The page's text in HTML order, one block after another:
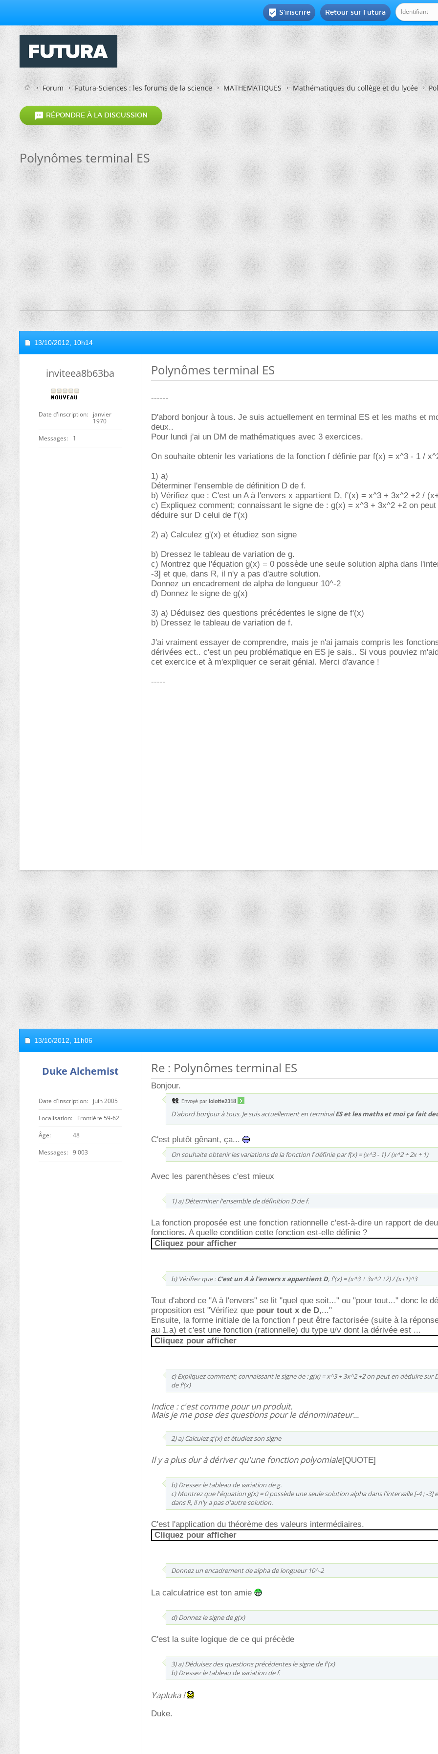
Retour sur Futura
 S'inscrire
Forum Futura-Sciences : les forums de la science MATHEMATIQUES Mathématiques du collège et du lycée
 RÉPONDRE À LA DISCUSSION
Polynômes terminal ES
13/10/2012, 10h14
inviteea8b63ba
Date d'inscription
janvier
1970
Messages 1
Polynômes terminal ES
------
D'abord bonjour à tous. Je suis actuellement en terminal ES et les maths et
deux..
Pour lundi j'ai un DM de mathématiques avec 3 exercices.
On souhaite obtenir les variations de la fonction f définie par f(x) = x^3 - 1 /
1) a)
Déterminer l'ensemble de définition D de f.
b) Vérifiez que : C'est un A à l'envers x appartient D, f'(x) = x^3 + 3x^2 +2 /
c) Expliquez comment; connaissant le signe de : g(x) = x^3 + 3x^2 +2 on peut
déduire sur D celui de f'(x)
2) a) Calculez g'(x) et étudiez son signe
b) Dressez le tableau de variation de g.
c) Montrez que l'équation g(x) = 0 possède une seule solution alpha dans
-3] et que, dans R, il n'y a pas d'autre solution.
Donnez un encadrement de alpha de longueur 10^-2
d) Donnez le signe de g(x)
3) a) Déduisez des questions précédentes le signe de f'(x)
b) Dressez le tableau de variation de f.
J'ai vraiment essayer de comprendre, mais je n'ai jamais compris les
dérivées ect.. c'est un peu problématique en ES je sais.. Si vous pouviez
cet exercice et à m'expliquer ce serait génial. Merci d'avance !
-----
13/10/2012, 11h06
Duke Alchemist
Date d'inscription juin 2005
Localisation Frontière 59-62
ge 48
Messages 9 003
Re : Polynômes terminal ES
Bonjour.
Envoyé par lolotte2318
D'abord bonjour à tous. Je suis actuellement en terminalES et les maths et moi ça fait
C'est plutôt gênant, ça...
On souhaite obtenir les variations de la fonction f définie par f(x) = (x^3 - 1) / (x^2 + 2x + 1)
Avec les parenthèses c'est mieux
1) a) Déterminer l'ensemble de définition D de f.
La fonction proposée est une fonction rationnelle c'est-à-dire un rapport de
fonctions. A quelle condition cette fonction est-elle définie ?
Cliquez pour afficher
b) Vérifiez que :C'est un A à l'envers x appartient D, f'(x) = (x^3 + 3x^2 +2) / (x+1)^3
Tout d'abord ce "A à l'envers" se lit "quel que soit..." ou "pour tout..." donc le
proposition est "Vérifiez que pour tout x de D,..."
Ensuite, la forme initiale de la fonction f peut être factorisée (suite à la
au 1.a) et c'est une fonction (rationnelle) du type u/v dont la dérivée est ...
Cliquez pour afficher
c) Expliquez comment; connaissant le signe de : g(x) = x^3 + 3x^2 +2 on peut en déduire sur
de f'(x)
Indice : c'est comme pour un produit.
Mais je me pose des questions pour le dénominateur...
2) a) Calculez g'(x) et étudiez son signe
Il y a plus dur à dériver qu'une fonction polyomiale[QUOTE]
b) Dressez le tableau de variation de g.
c) Montrez que l'équation g(x) = 0 possède une seule solution alpha dans l'intervalle [-4 ; -3]
dans R, il n'y a pas d'autre solution.
C'est l'application du théorème des valeurs intermédiaires.
Cliquez pour afficher
Donnez un encadrement de alpha de longueur 10^-2
La calculatrice est ton amie
d) Donnez le signe de g(x)
C'est la suite logique de ce qui précède
3) a) Déduisez des questions précédentes le signe de f'(x)
b) Dressez le tableau de variation de f.
Yapluka !
Duke.